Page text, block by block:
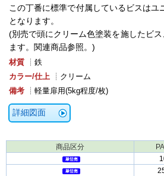
この丁番に標準で付属しているビスはユ
となります。
(別売で頭にクリーム色塗装を施したビ
ます。関連商品参照。)
材質
┊鉄
カラー/仕上
┊クリーム
備考
┊軽量扉用(5kg程度/枚)
詳細図面
商品区分